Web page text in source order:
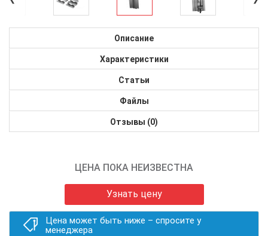
Описание
Характеристики
Статьи
Файлы
Отзывы (0)
ЦЕНА ПОКА НЕИЗВЕСТНА
Узнать цену
Цена может быть ниже – спросите у
менеджера